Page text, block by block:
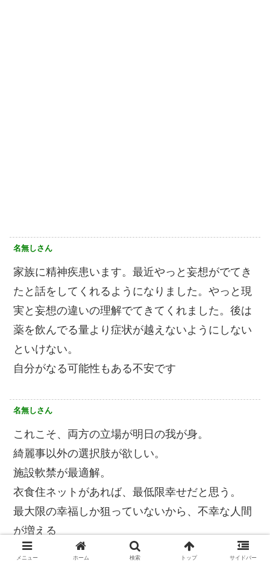
名無しさん
家族に精神疾患います。最近やっと妄想がでてき
たと話をしてくれるようになりました。やっと現
実と妄想の違いの理解でてきてくれました。後は
薬を飲んでる量より症状が越えないようにしない
といけない。
自分がなる可能性もある不安です
名無しさん
これこそ、両方の立場が明日の我が身。
綺麗事以外の選択肢が欲しい。
施設軟禁が最適解。
衣食住ネットがあれば、最低限幸せだと思う。
最大限の幸福しか狙っていないから、不幸な人間
が増える
メニュー ホーム 検索 トップ サイドバー